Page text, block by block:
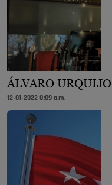
ÁLVARO URQUIJO
12-01-2022 8:09 a.m.